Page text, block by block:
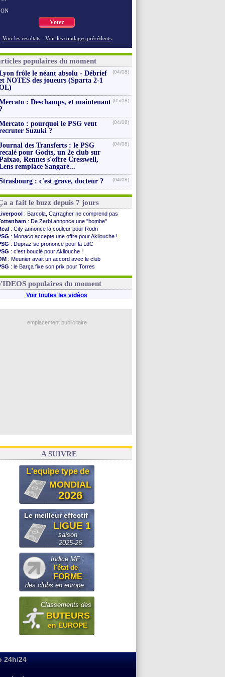
Voter
Voir les resultats - Voir les sondages précédents
populaires du moment
frôle le néant absolu - Débrief
NOTES des joueurs (Sparta 2-1
(04/08)
: Deschamps, et maintenant (05/08)
: pourquoi le PSG veut
Suzuki ?
(04/08)
des Transferts : le PSG
pour Godts, un 2e club sur
Rennes s'offre Cresswell,
remplace Sangaré...
(04/08)
: c'est grave, docteur ? (04/08)
a fait le buzz depuis 7 jours
: Barcola, Carragher ne comprend pas
: De Zerbi annonce une "bombe"
: City annonce la couleur pour Rodri
: Monaco accepte une offre pour Akliouche !
: Dupraz se prononce pour la LdC
: c'est bouclé pour Akliouche !
: Meunier avait un accord avec le club
: le Barça fixe son prix pour Torres
: Torres souhaite rejoindre le PSG !
populaires du moment
Voir toutes les vidéos
emplacement publicitaire
A SUIVRE
L'equipe type de
MONDIAL
2026
Le meilleur effectif
LIGUE 1
saison
2025-26
Indice MF :
l'état de
FORME
des clubs en europe
Classements des
BUTEURS
en EUROPE
24h/24